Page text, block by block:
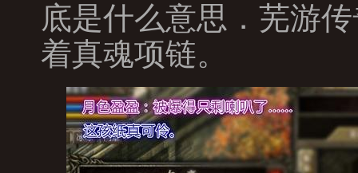
底是什么意思．芜游
着真魂项链。